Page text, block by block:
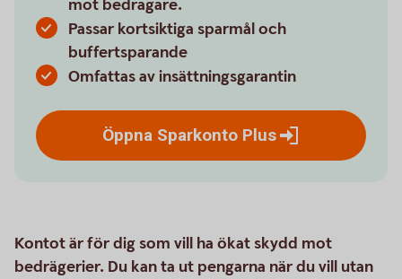
mot bedragare.
Passar kortsiktiga sparmål och
buffertsparande
Omfattas av insättningsgarantin
Öppna Sparkonto Plus
Kontot är för dig som vill ha ökat skydd mot
bedrägerier. Du kan ta ut pengarna när du vill utan